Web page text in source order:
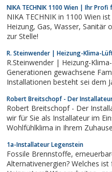
unseren Betrieb und unser
bei Ihrem nächsten Projekt!
NIKA TECHNIK 1100 Wien | Ihr
NIKA TECHNIK in 1100 Wien
Heizung, Gas, Wasser, Sanitär oder vieles mehr: wir sind für Sie
zur Stelle!
R. Steinwender | Heizung-Klima-
R.Steinwender | Heizung-
Generationen gewachsene
Installationen besteht sei dem
wurden. Daraufhin wurde ein
Räumlichkeiten gesucht.
Robert Breitschopf - Der
Robert Breitschopf - Der
wir für Sie als Installateur im
Wohlfühlklima in Ihrem Zuhause im
1a-Installateur Legenstein
Fossile Brennstoffe, erneuerbare Energieformen oder
Alternativenergien? Welches ist